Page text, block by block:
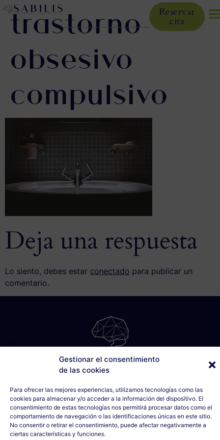
Gestionar el consentimiento
de las cookies
Para ofrecer las mejores experiencias, utilizamos tecnologías como las
cookies para almacenar y/o acceder a la información del dispositivo. El
consentimiento de estas tecnologías nos permitirá procesar datos como el
comportamiento de navegación o las identificaciones únicas en este sitio.
No consentir o retirar el consentimiento, puede afectar negativamente a
ciertas características y funciones.
Reservar
cita
trastorno
obsesivo
compulsivo
Deja una respuesta
Lo siento, debes estar conectado para publicar un
comentario.
SÁBILIS
33007 Oviedo, Asturias
635 990 154
info@sabilis.com
Aviso Legal y Política de Privacidad